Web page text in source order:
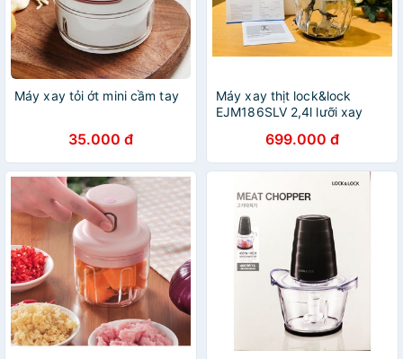
Máy xay tỏi ớt mini cầm tay
35.000 đ
Máy xay thịt lock&lock
EJM186SLV 2,4l lưỡi xay
699.000 đ